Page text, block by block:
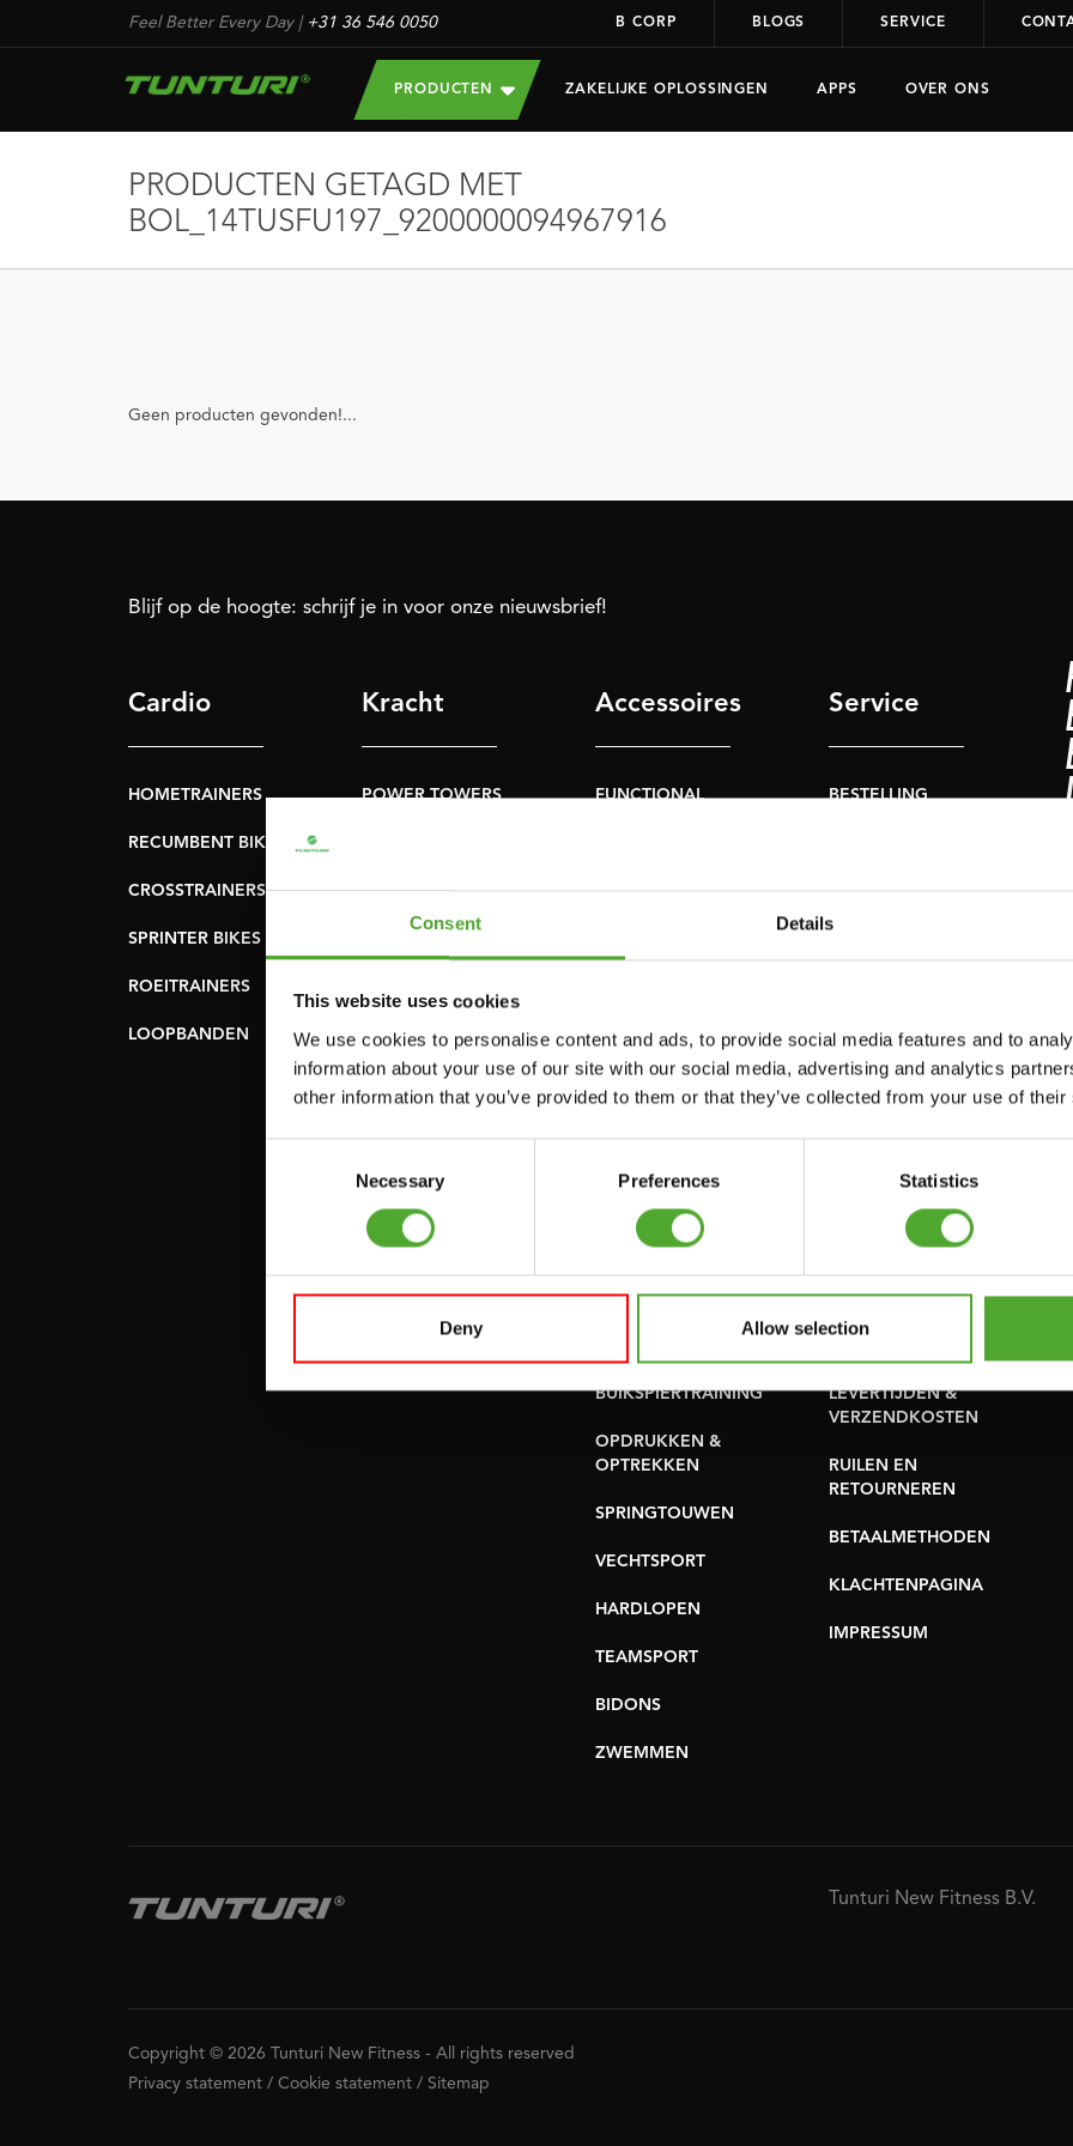
Consent Details
This website uses cookies
We use cookies to personalise content and ads, to provide social media features and to
information about your use of our site with our social media, advertising and analytics
other information that you’ve provided to them or that they’ve collected from your use of
Necessary Preferences Statistics
Deny Allow selection
Feel Better Every Day| +31 36 546 0050 B CORP BLOGS SERVICE
PRODUCTEN ZAKELIJKE OPLOSSINGEN APPS OVER ONS
PRODUCTEN GETAGD MET
BOL_14TUSFU197_9200000094967916
Geen producten gevonden!...
Blijf op de hoogte: schrijf je in voor onze nieuwsbrief!
Cardio
HOMETRAINERS
RECUMBENT BIKES
CROSSTRAINERS
SPRINTER BIKES
ROEITRAINERS
LOOPBANDEN
Kracht
POWER TOWERS
LEVERAGE GYMS
SMITH MACHINES
PULLEY STATIONS
RACKS
Accessoires
FUNCTIONAL
WEERSTANDSTRAINING
BEHENDIGHEID
GYMBALLEN
MATTEN
MINIBIKES/AEROBIC
TRAINERS
BUIKSPIERTRAINING
OPDRUKKEN &
OPTREKKEN
SPRINGTOUWEN
VECHTSPORT
HARDLOPEN
TEAMSPORT
BIDONS
ZWEMMEN
Service
BESTELLING
HUIDIGE
OUDE
PRODUCTHANDLEIDINGEN
PROBLEEM MELDEN
LEVERING
APPS
ALGEMENE
LEVERTIJDEN &
VERZENDKOSTEN
RUILEN EN
RETOURNEREN
BETAALMETHODEN
KLACHTENPAGINA
IMPRESSUM
Tunturi New Fitness B.V.
Copyright © 2026 Tunturi New Fitness - All rights reserved
Privacy statement / Cookie statement / Sitemap